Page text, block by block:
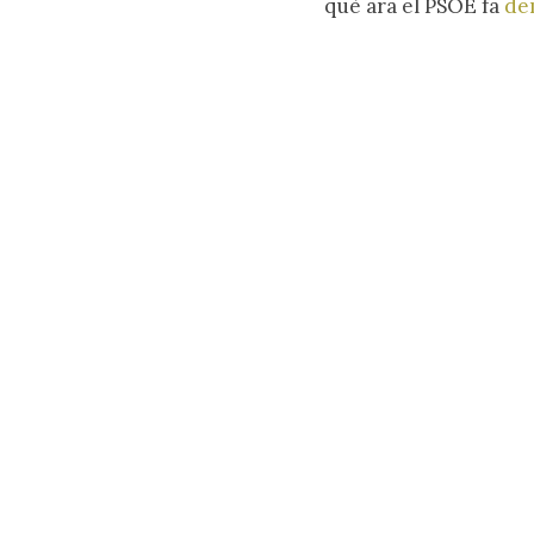
què ara el PSOE fa